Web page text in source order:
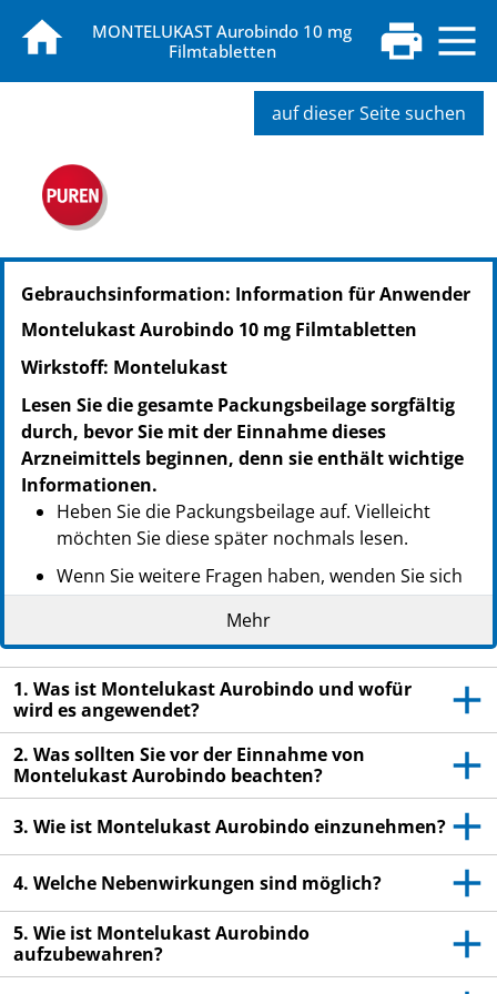
MONTELUKAST Aurobindo 10 mg
Filmtabletten
auf dieser Seite suchen
PZN: 00062596
PPN: 110006259686
NTIN: 04150000625966
PPN: 110006278028
NTIN: 04150000627809
PZN: 00063638
PPN: 110006363865
NTIN: 04150000636382
Gebrauchsinformation: Information für Anwender
Montelukast Aurobindo 10 mg Filmtabletten
Wirkstoff: Montelukast
Lesen Sie die gesamte Packungsbeilage sorgfältig
durch, bevor Sie mit der Einnahme dieses
Arzneimittels beginnen, denn sie enthält wichtige
Informationen.
Heben Sie die Packungsbeilage auf. Vielleicht
möchten Sie diese später nochmals lesen.
Wenn Sie weitere Fragen haben, wenden Sie sich
an Ihren Arzt oder Apotheker
Dieses Arzneimittel wurde Ihnen persönlich
verschrieben. Geben Sie es nicht an Dritte weiter.
Es kann anderen Menschen schaden, auch wenn
diese die gleichen Beschwerden haben wie Sie.
Wenn Sie Nebenwirkungen bemerken, wenden Sie
sich an Ihren Arzt oder Apotheker. Dies gilt auch
Packungsbeilage angegeben sind. Siehe Abschnitt
Mehr
1. Was ist Montelukast Aurobindo und wofür
wird es angewendet?
2. Was sollten Sie vor der Einnahme von
Montelukast Aurobindo beachten?
3. Wie ist Montelukast Aurobindo einzunehmen?
4. Welche Nebenwirkungen sind möglich?
5. Wie ist Montelukast Aurobindo
aufzubewahren?